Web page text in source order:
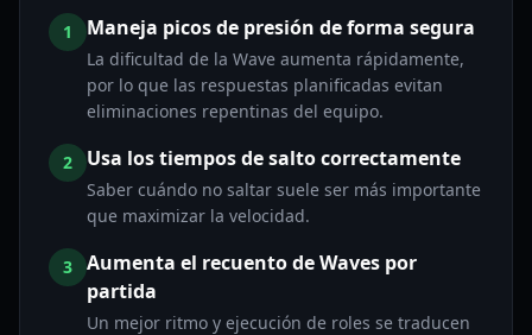
1 Maneja picos de presión de forma segura
La dificultad de la Wave aumenta rápidamente,
por lo que las respuestas planificadas evitan
eliminaciones repentinas del equipo.
2 Usa los tiempos de salto correctamente
Saber cuándo no saltar suele ser más importante
que maximizar la velocidad.
3
Aumenta el recuento de Waves por
partida
Un mejor ritmo y ejecución de roles se traducen